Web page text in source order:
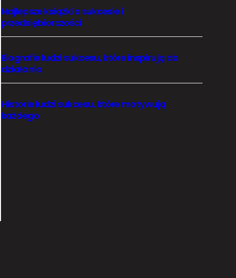
Najlepsze książki o sukcesie i
przedsiębiorczości
Biografie ludzi sukcesu, które inspirują do
działania
Historie ludzi sukcesu, które motywują
każdego